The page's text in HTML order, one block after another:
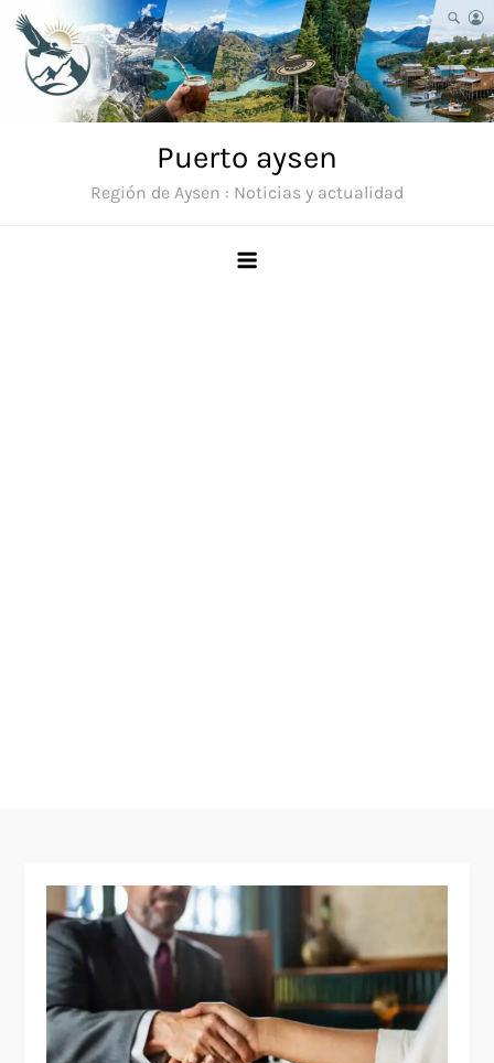
Saltar
contenido
Puerto aysen
Región de Aysen : Noticias y actualidad